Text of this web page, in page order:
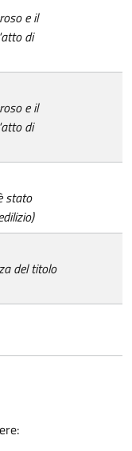
e il
di
e il
di
stato
del titolo